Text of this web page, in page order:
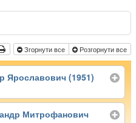
Згорнути все Розгорнути все
Ярославович (1951)
Митрофанович